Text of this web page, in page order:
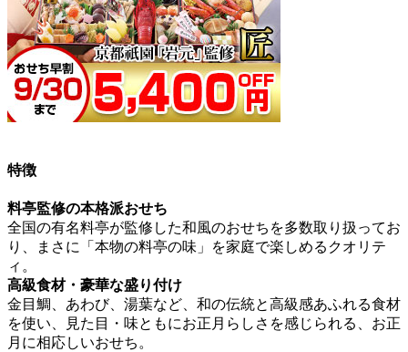
特徴
料亭監修の本格派おせち
全国の有名料亭が監修した和風のおせちを多数取り扱ってお
り、
まさに「本物の料亭の味」を家庭で楽しめるクオリテ
ィ。
高級食材・豪華な盛り付け
金目鯛、あわび、湯葉など、和の伝統と高級感あふれる食材
を使い、見た目・味ともにお正月らしさを感じられる、お正
月に相応しいおせち。